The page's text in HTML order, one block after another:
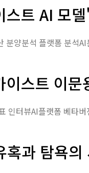
모델'로 오피
스트 이문
과 탐욕의